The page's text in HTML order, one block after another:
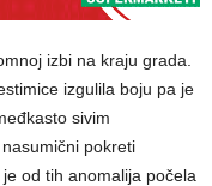
izbi na kraju grada.
izgulila boju pa je
sivim
pokreti
od tih anomalija počela